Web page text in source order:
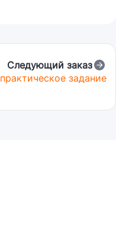
Следующий заказ
практическое задание